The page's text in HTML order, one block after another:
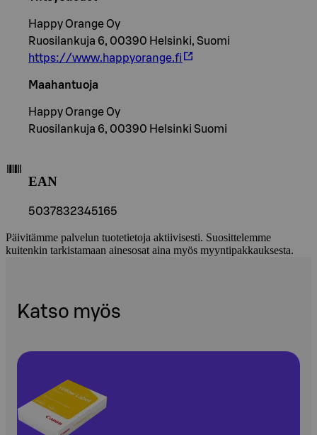
Happy Orange Oy
Ruosilankuja 6, 00390 Helsinki, Suomi
https://www.happyorange.fi
Maahantuoja
Happy Orange Oy
Ruosilankuja 6, 00390 Helsinki Suomi
EAN
5037832345165
Päivitämme palvelun tuotetietoja aktiivisesti. Suosittelemme
kuitenkin tarkistamaan ainesosat aina myös myyntipakkauksesta.
Katso myös